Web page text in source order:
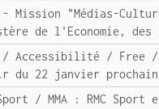
- Mission "Médias-
de l'Economie,
/ Accessibilité / Free /
du 22 janvier
Sport / MMA : RMC